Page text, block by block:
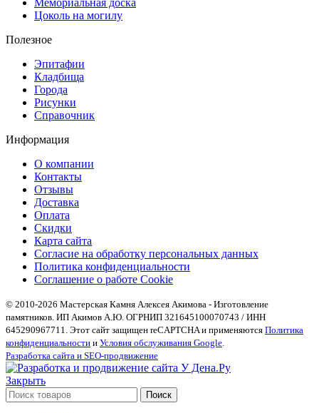
Мемориальная доска
Цоколь на могилу
Полезное
Эпитафии
Кладбища
Города
Рисунки
Справочник
Информация
О компании
Контакты
Отзывы
Доставка
Оплата
Скидки
Карта сайта
Согласие на обработку персональных данных
Политика конфиденциальности
Соглашение о работе Cookie
© 2010-2026 Мастерская Камня Алексея Акимова - Изготовление
памятников. ИП Акимов А.Ю. ОГРНИП 321645100070743 / ИНН
645290967711. Этот сайт защищен reCAPTCHA и применяются Политика
конфиденциальности и Условия обслуживания Google.
Разработка сайта и SEO-продвижение
Закрыть
Поиск